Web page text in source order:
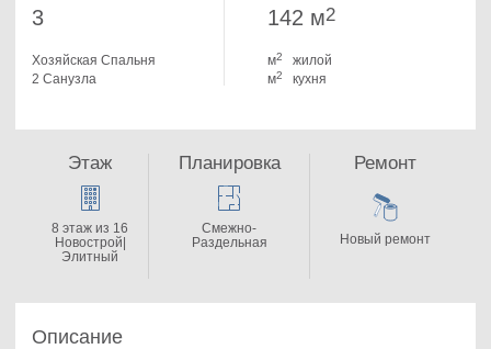
3
Хозяйская Спальня
2 Санузла
142 м2
м2
жилой
м2 кухня
Описание
Этаж
8 этаж из 16
Новострой|
Элитный
Планировка
Смежно-
Раздельная
Ремонт
Новый ремонт